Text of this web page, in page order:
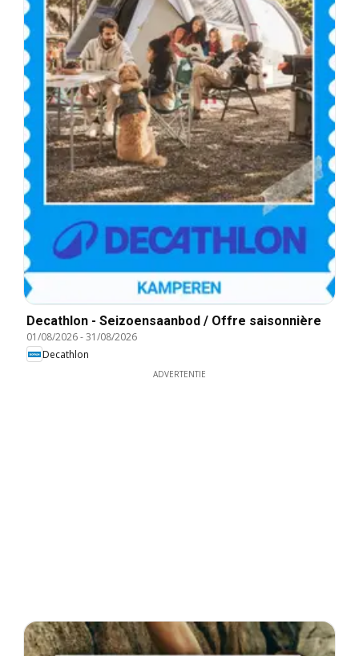
Decathlon - Seizoensaanbod / Offre saisonnière
01/08/2026-31/08/2026
Decathlon
ADVERTENTIE